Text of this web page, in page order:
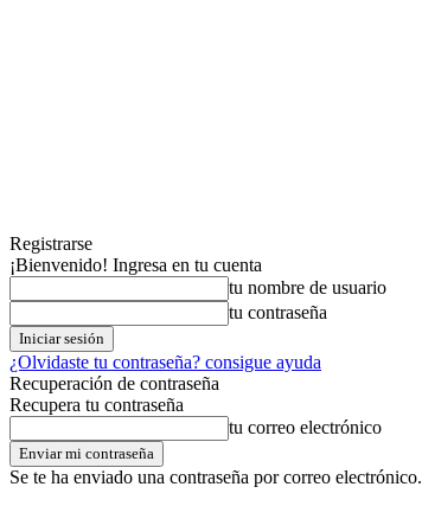
Registrarse
¡Bienvenido! Ingresa en tu cuenta
tu nombre de usuario
tu contraseña
¿Olvidaste tu contraseña? consigue ayuda
Recuperación de contraseña
Recupera tu contraseña
tu correo electrónico
Se te ha enviado una contraseña por correo electrónico.